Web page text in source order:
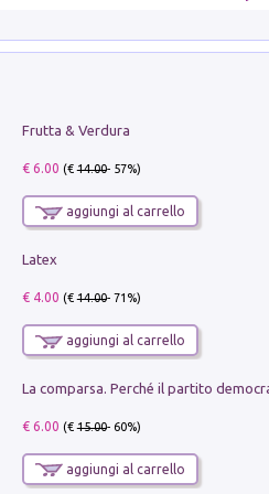
Frutta & Verdura
€ 6.00 (€14.00- 57%)
aggiungi al carrello
Latex
€ 4.00 (€14.00- 71%)
aggiungi al carrello
€ 6.00 (€15.00- 60%)
aggiungi al carrello